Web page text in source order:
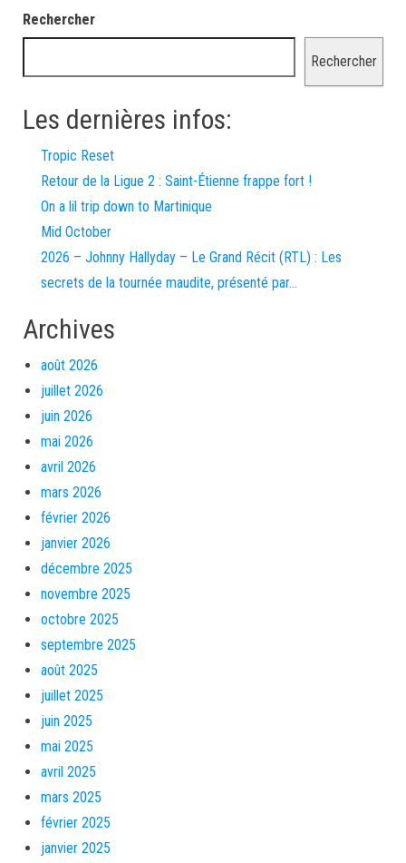
Rechercher
Rechercher
Les dernières infos:
Tropic Reset
Retour de la Ligue 2 : Saint-Étienne frappe fort !
On a lil trip down to Martinique
Mid October
2026 – Johnny Hallyday – Le Grand Récit (RTL) : Les
secrets de la tournée maudite, présenté par…
Archives
août 2026
juillet 2026
juin 2026
mai 2026
avril 2026
mars 2026
février 2026
janvier 2026
décembre 2025
novembre 2025
octobre 2025
septembre 2025
août 2025
juillet 2025
juin 2025
mai 2025
avril 2025
mars 2025
février 2025
janvier 2025